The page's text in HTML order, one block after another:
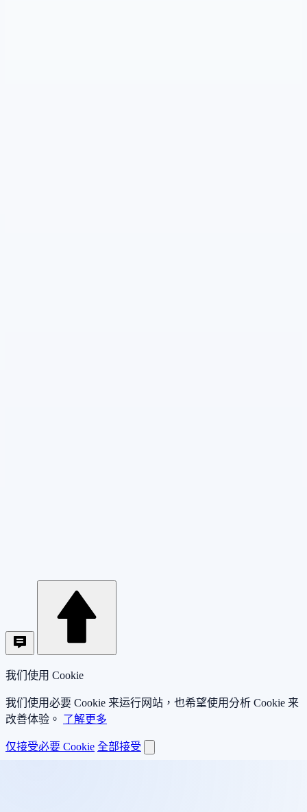
我们使用 Cookie
我们使用必要 Cookie 来运行网站，也希望使用分析 Cookie 来
改善体验。 了解更多
仅接受必要 Cookie 全部接受